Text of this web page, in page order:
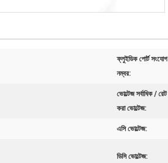
ফ্লুইডিক পোর্ট সংযোগ
নম্বর:
ভোল্টেজ সর্বাধিক / রেট
করা ভোল্টেজ:
এসি ভোল্টেজ:
ডিসি ভোল্টেজ: